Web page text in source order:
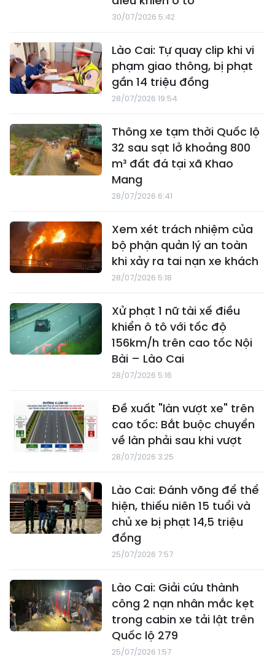
30/07/2026 5:42
Lào Cai: Tự quay clip khi vi
phạm giao thông, bị phạt
gần 14 triệu đồng
28/07/2026 19:54
Thông xe tạm thời Quốc lộ
32 sau sạt lở khoảng 800
m³ đất đá tại xã Khao
Mang
28/07/2026 6:41
Xem xét trách nhiệm của
bộ phận quản lý an toàn
khi xảy ra tai nạn xe khách
28/07/2026 5:18
Xử phạt 1 nữ tài xế điều
khiển ô tô với tốc độ
156km/h trên cao tốc Nội
Bài – Lào Cai
28/07/2026 5:16
Đề xuất "làn vượt xe" trên
cao tốc: Bắt buộc chuyển
về làn phải sau khi vượt
28/07/2026 3:25
Lào Cai: Đánh võng để thể
hiện, thiếu niên 15 tuổi và
chủ xe bị phạt 14,5 triệu
đồng
25/07/2026 7:57
Lào Cai: Giải cứu thành
công 2 nạn nhân mắc kẹt
trong cabin xe tải lật trên
Quốc lộ 279
25/07/2026 1:57